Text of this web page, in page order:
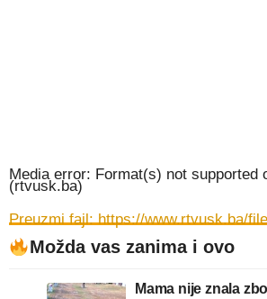
Media error: Format(s) not supported
Preuzmi fajl: https://www.rtvusk.ba/
(rtvusk.ba)
Možda vas zanima i ovo
Mama nije znala